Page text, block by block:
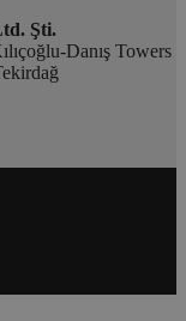
Şti.
Danış Towers